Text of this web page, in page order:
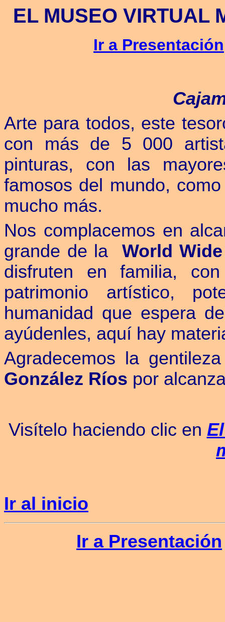
EL MUSEO VIRTUAL
Ir a Presentación
Arte para todos, este
con más de 5 000
pinturas, con las
famosos del mundo,
mucho más.
Nos complacemos en
grande de la
World
disfruten en familia,
patrimonio artístico,
humanidad que espera
ayúdenles, aquí hay
Agradecemos la
González Ríos por
Visítelo haciendo clic en
Ir al inicio
Ir a Presentación